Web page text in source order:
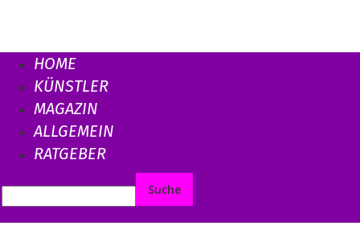
HOME
KÜNSTLER
MAGAZIN
ALLGEMEIN
RATGEBER